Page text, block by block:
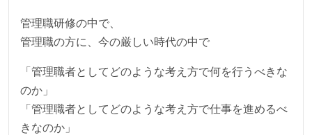
管理職研修の中で、
管理職の方に、今の厳しい時代の中で
「管理職者としてどのような考え方で何を行うべきな
のか」
「管理職者としてどのような考え方で仕事を進めるべ
きなのか」